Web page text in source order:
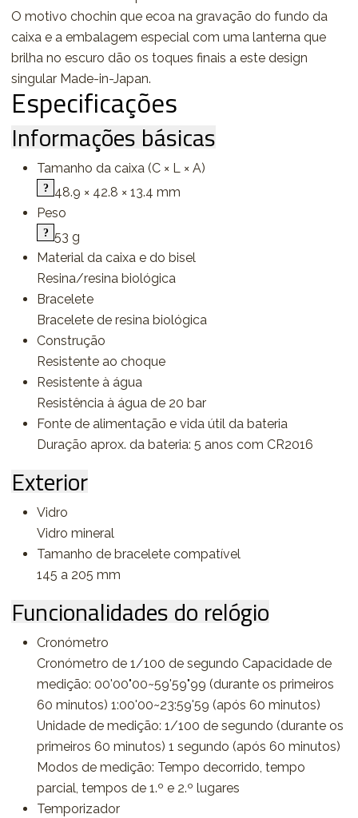
O motivo chochin que ecoa na gravação do fundo da
caixa e a embalagem especial com uma lanterna que
brilha no escuro dão os toques finais a este design
singular Made-in-Japan.
Especificações
Informações básicas
Tamanho da caixa (C × L × A)
48.9 × 42.8 × 13.4 mm
Peso
53 g
Material da caixa e do bisel
Resina/resina biológica
Bracelete
Bracelete de resina biológica
Construção
Resistente ao choque
Resistente à água
Resistência à água de 20 bar
Fonte de alimentação e vida útil da bateria
Duração aprox. da bateria: 5 anos com CR2016
Exterior
Vidro
Vidro mineral
Tamanho de bracelete compatível
145 a 205 mm
Funcionalidades do relógio
Cronómetro
Cronómetro de 1/100 de segundo Capacidade de
medição: 00'00"00~59'59"99 (durante os primeiros
60 minutos) 1:00'00~23:59'59 (após 60 minutos)
Unidade de medição: 1/100 de segundo (durante os
primeiros 60 minutos) 1 segundo (após 60 minutos)
Modos de medição: Tempo decorrido, tempo
parcial, tempos de 1.º e 2.º lugares
Temporizador